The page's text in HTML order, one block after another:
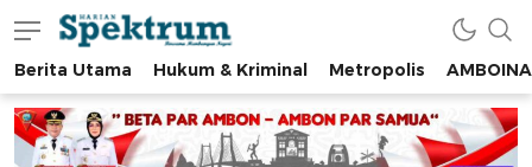
spektrumonline.com
Berita Utama Hukum & Kriminal Metropolis AMBOINA